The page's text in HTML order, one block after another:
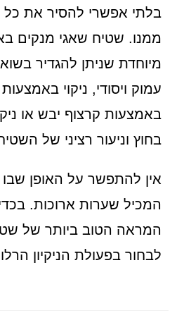
בלתי אפשרי להסיר את כל
ממנו. שטיח שאגי מנקים
מיוחדת שניתן להגדיר
עמוק ויסודי, ניקוי באמצעות
באמצעות קרצוף יבש או
בחוץ וניעור רציני של
אין להתפשר על האופן
המכיל שערות ארוכות.
המראה הטוב ביותר של
לבחור בפעולת הניקיון